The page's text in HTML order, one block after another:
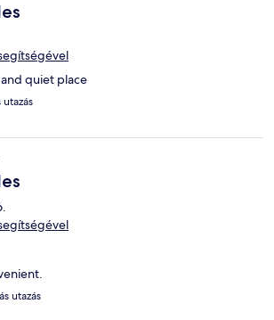
quiet place
utazás
utazás